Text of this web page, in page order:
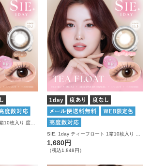
1,680円
（税込1,848円）